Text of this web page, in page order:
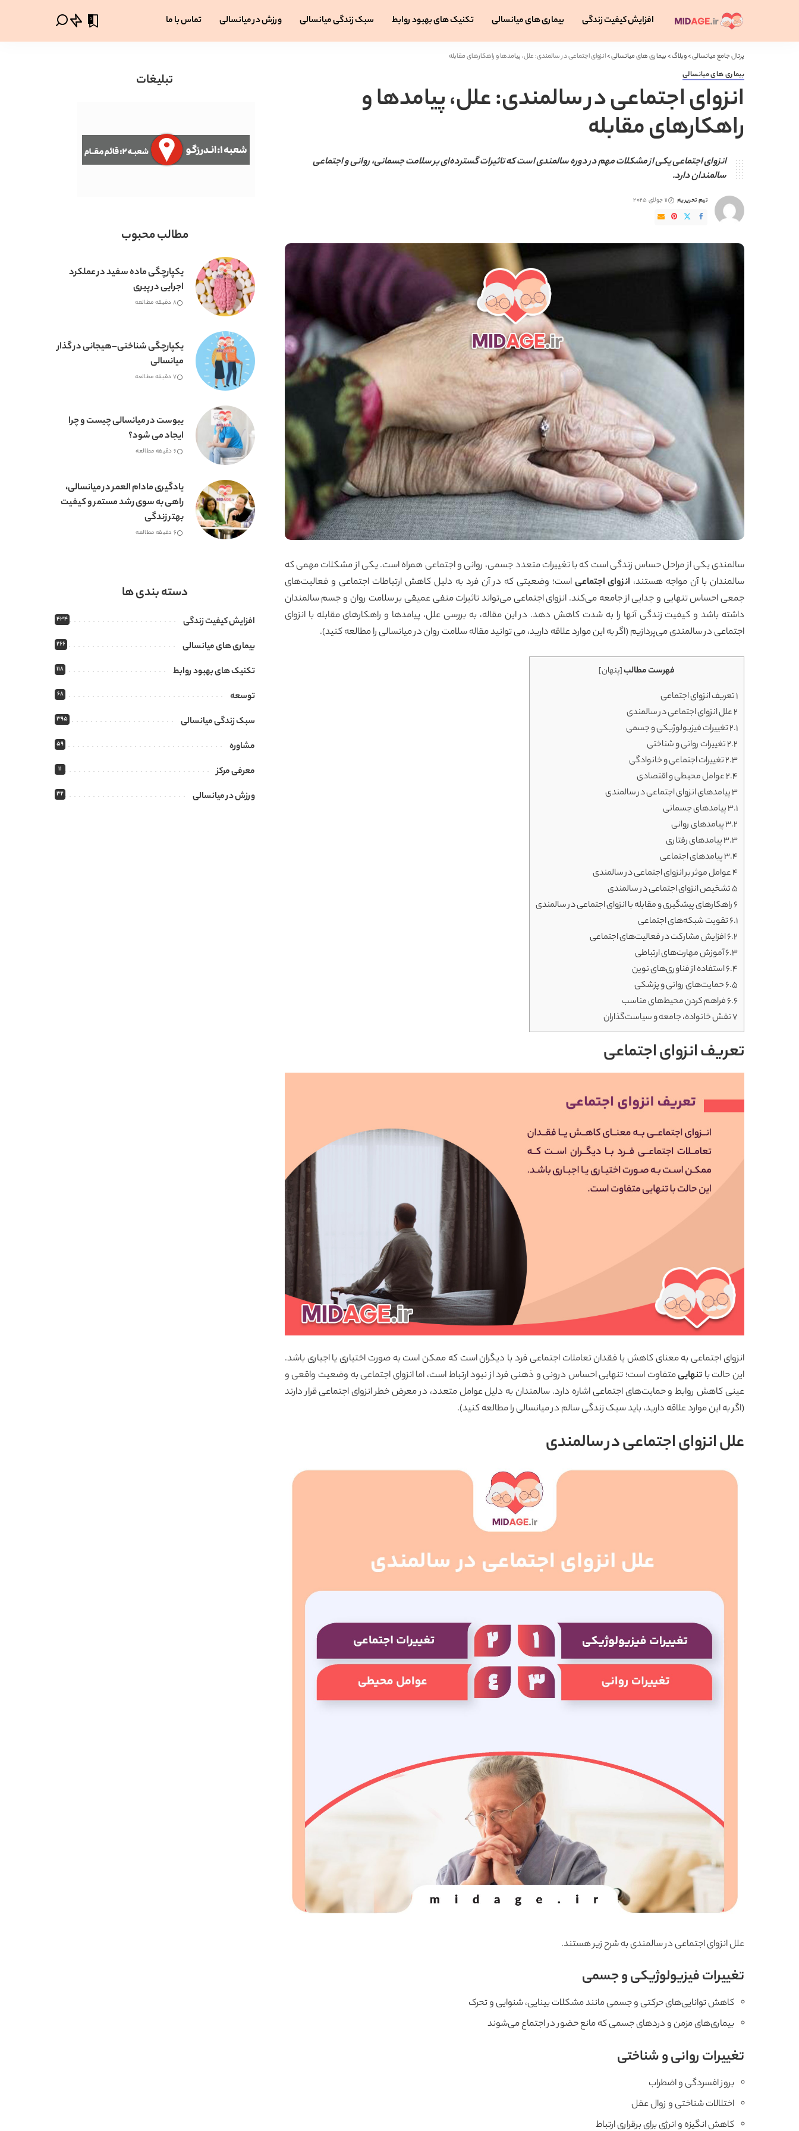
افزایش کیفیت زندگی بیماری های میانسالی تکنیک های بهبود روابط سبک زندگی میانسالی ورزش در میانسالی تماس با ما 0
پرتال جامع میانسالی>وبلاگ>بیماری های میانسالی>انزوای اجتماعی در سالمندی: علل، پیامدها و راهکارهای مقابله
بیماری های میانسالی
انزوای اجتماعی در سالمندی: علل، پیامدها و
راهکارهای مقابله
انزوای اجتماعی یکی از مشکلات مهم در دوره سالمندی است که تاثیرات گسترده‌ای بر سلامت جسمانی، روانی و اجتماعی
سالمندان دارد.
ارسال
شده
تیم تحریریه 11 جولای 2025
سالمندی یکی از مراحل حساس زندگی است که با تغییرات متعدد جسمی، روانی و اجتماعی همراه است. یکی از مشکلات مهمی که
سالمندان با آن مواجه هستند، انزوای اجتماعی است؛ وضعیتی که در آن فرد به دلیل کاهش ارتباطات اجتماعی و فعالیت‌های
جمعی احساس تنهایی و جدایی از جامعه می‌کند. انزوای اجتماعی می‌تواند تاثیرات منفی عمیقی بر سلامت روان و جسم سالمندان
داشته باشد و کیفیت زندگی آنها را به شدت کاهش دهد. در این مقاله، به بررسی علل، پیامدها و راهکارهای مقابله با انزوای
اجتماعی در سالمندی می‌پردازیم (اگر به این موارد علاقه دارید، می توانید مقالهسلامت روان در میانسالیرا مطالعه کنید).
فهرست مطالب[پنهان]
1تعریف انزوای اجتماعی
2علل انزوای اجتماعی در سالمندی
2.1تغییرات فیزیولوژیکی و جسمی
2.2تغییرات روانی و شناختی
2.3تغییرات اجتماعی و خانوادگی
2.4عوامل محیطی و اقتصادی
3پیامدهای انزوای اجتماعی در سالمندی
3.1پیامدهای جسمانی
3.2پیامدهای روانی
3.3پیامدهای رفتاری
3.4پیامدهای اجتماعی
4عوامل موثر بر انزوای اجتماعی در سالمندی
5تشخیص انزوای اجتماعی در سالمندی
6راهکارهای پیشگیری و مقابله با انزوای اجتماعی در سالمندی
6.1تقویت شبکه‌های اجتماعی
6.2افزایش مشارکت در فعالیت‌های اجتماعی
6.3آموزش مهارت‌های ارتباطی
6.4استفاده از فناوری‌های نوین
6.5حمایت‌های روانی و پزشکی
6.6فراهم کردن محیط‌های مناسب
7نقش خانواده، جامعه و سیاست‌گذاران
تعریف انزوای اجتماعی
انزوای اجتماعی به معنای کاهش یا فقدان تعاملات اجتماعی فرد با دیگران است که ممکن است به صورت اختیاری یا اجباری باشد.
این حالت با تنهاییمتفاوت است؛ تنهایی احساس درونی و ذهنی فرد از نبود ارتباط است، اما انزوای اجتماعی به وضعیت واقعی و
عینی کاهش روابط و حمایت‌های اجتماعی اشاره دارد. سالمندان به دلیل عوامل متعدد، در معرض خطر انزوای اجتماعی قرار دارند
(اگر به این موارد علاقه دارید، بایدسبک زندگی سالم در میانسالیرا مطالعه کنید).
علل انزوای اجتماعی در سالمندی
علل انزوای اجتماعی در سالمندی به شرح زیر هستند.
تغییرات فیزیولوژیکی و جسمی
کاهش توانایی‌های حرکتی و جسمی مانند مشکلات بینایی، شنوایی و تحرک
بیماری‌های مزمن و دردهای جسمی که مانع حضور در اجتماع می‌شوند
تغییرات روانی و شناختی
بروز افسردگی و اضطراب
اختلالات شناختی و زوال عقل
کاهش انگیزه و انرژی برای برقراری ارتباط
تبلیغات
مطالب محبوب
یکپارچگی ماده سفید در عملکرد
اجرایی در پیری
8 دقیقه مطالعه
یکپارچگی شناختی–هیجانی در گذار
میانسالی
7 دقیقه مطالعه
یبوست در میانسالی چیست و چرا
ایجاد می شود؟
6 دقیقه مطالعه
یادگیری مادام العمر در میانسالی،
راهی به سوی رشد مستمر و کیفیت
بهتر زندگی
6 دقیقه مطالعه
دسته بندی ها
افزایش کیفیت زندگی 434
بیماری های میانسالی 266
تکنیک های بهبود روابط 118
توسعه 68
سبک زندگی میانسالی 395
مشاوره 59
معرفی مرکز 11
ورزش در میانسالی 32